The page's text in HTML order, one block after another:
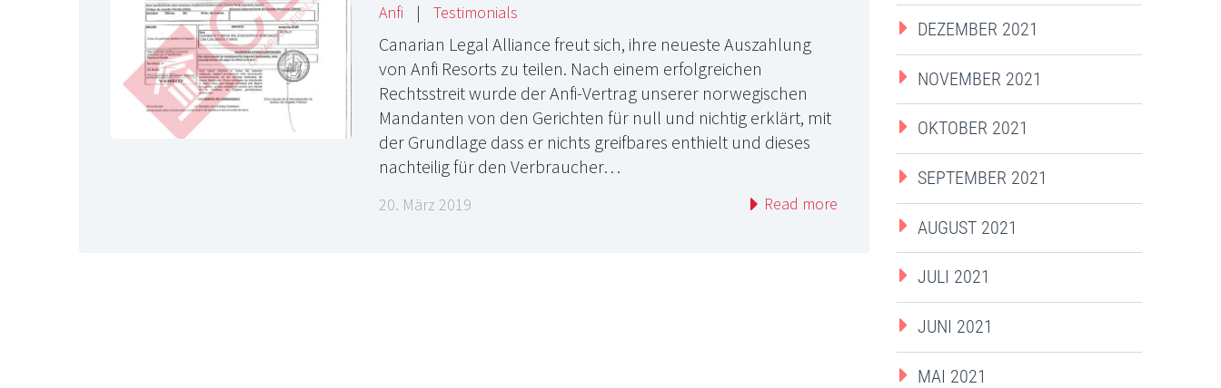
Anfi | Testimonials
Canarian Legal Alliance freut sich, ihre neueste Auszahlung
von Anfi Resorts zu teilen. Nach einem erfolgreichen
Rechtsstreit wurde der Anfi-Vertrag unserer norwegischen
Mandanten von den Gerichten für null und nichtig erklärt, mit
der Grundlage dass er nichts greifbares enthielt und dieses
nachteilig für den Verbraucher…
20. März 2019 Read more
DEZEMBER 2021
NOVEMBER 2021
OKTOBER 2021
SEPTEMBER 2021
AUGUST 2021
JULI 2021
JUNI 2021
MAI 2021